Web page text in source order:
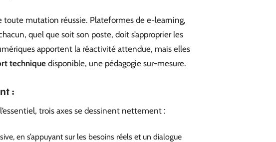
toute mutation réussie. Plateformes de e-learning,
quel que soit son poste, doit s’approprier les
apportent la réactivité attendue, mais elles
technique disponible, une pédagogie sur-mesure.
:
trois axes se dessinent nettement :
en s’appuyant sur les besoins réels et un dialogue